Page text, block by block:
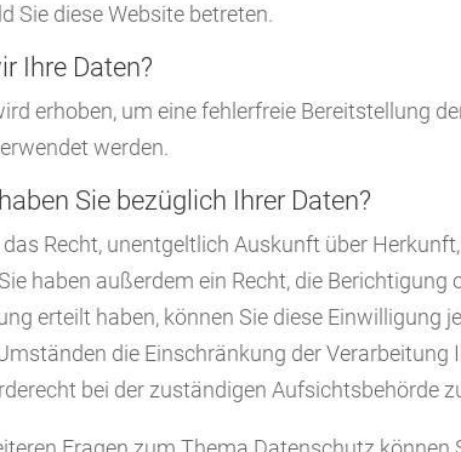
Sie diese Website betreten.
Ihre Daten?
erhoben, um eine fehlerfreie Bereitstellung
werden.
Sie bezüglich Ihrer Daten?
Recht, unentgeltlich Auskunft über
haben außerdem ein Recht, die
erteilt haben, können Sie diese
die Einschränkung der
bei der zuständigen Aufsichtsbehörde